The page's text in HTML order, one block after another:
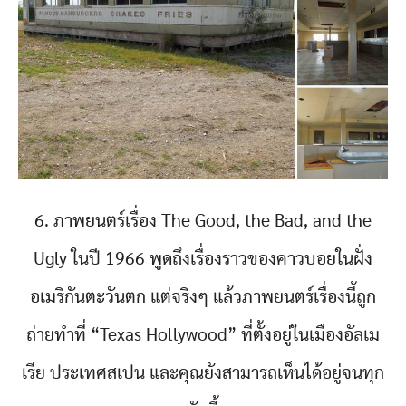
6. ภาพยนตร์เรื่อง The Good, the Bad, and the
Ugly ในปี 1966 พูดถึงเรื่องราวของคาวบอยในฝั่ง
อเมริกันตะวันตก แต่จริงๆ แล้วภาพยนตร์เรื่องนี้ถูก
ถ่ายทำที่ “Texas Hollywood” ที่ตั้งอยู่ในเมืองอัลเม
เรีย ประเทศสเปน และคุณยังสามารถเห็นได้อยู่จนทุก